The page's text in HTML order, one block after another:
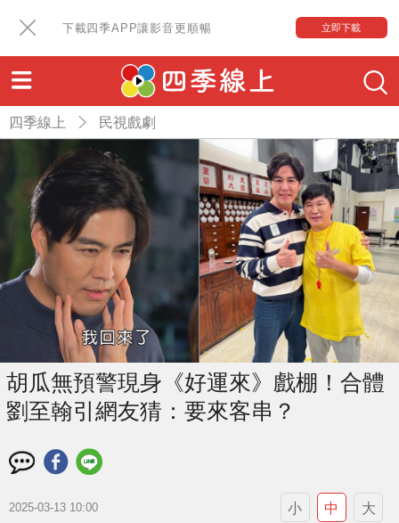
下載四季APP讓影音更順暢 立即下載
四季線上 民視戲劇
胡瓜無預警現身《好運來》戲棚！合體
劉至翰引網友猜：要來客串？
2025-03-13 10:00 小 中 大